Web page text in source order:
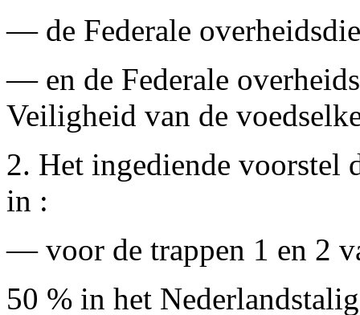
— de Federale
— en de Federale
Veiligheid van de
2. Het ingediende voorstel
in :
— voor de trappen 1 en 2
50 % in het